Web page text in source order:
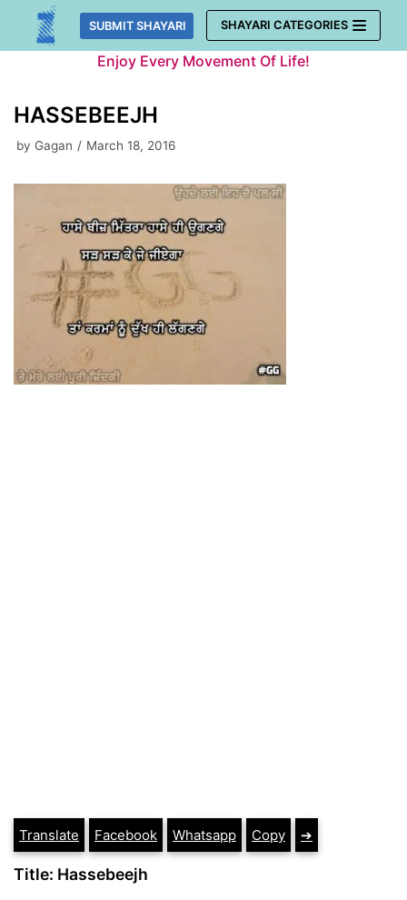
Skip
SUBMIT SHAYARI SHAYARI CATEGORIES
Enjoy Every Movement Of Life!
HASSEBEEJH
by Gagan March 18, 2016
Translate Facebook Whatsapp Copy ➔
Title: Hassebeejh